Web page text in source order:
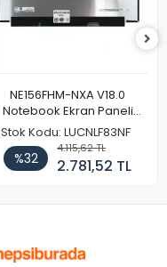
NE156FHM-NXA V18.0
Notebook Ekran Paneli
144Hz
Stok Kodu: LUCNLF83NF
%32
4.115,62 TL
2.781,52 TL